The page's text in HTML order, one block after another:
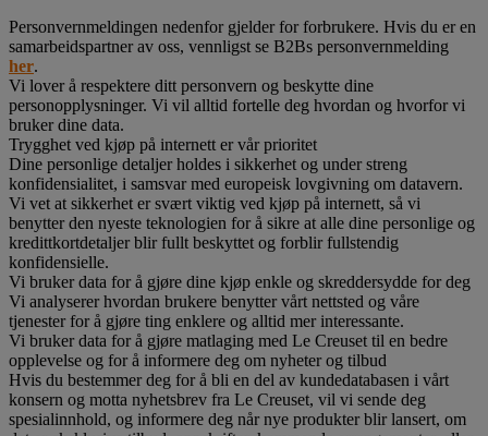
Personvernmeldingen nedenfor gjelder for forbrukere. Hvis du er en
samarbeidspartner av oss, vennligst se B2Bs personvernmelding
her.
Vi lover å respektere ditt personvern og beskytte dine
personopplysninger. Vi vil alltid fortelle deg hvordan og hvorfor vi
bruker dine data.
Trygghet ved kjøp på internett er vår prioritet
Dine personlige detaljer holdes i sikkerhet og under streng
konfidensialitet, i samsvar med europeisk lovgivning om datavern.
Vi vet at sikkerhet er svært viktig ved kjøp på internett, så vi
benytter den nyeste teknologien for å sikre at alle dine personlige og
kredittkortdetaljer blir fullt beskyttet og forblir fullstendig
konfidensielle.
Vi bruker data for å gjøre dine kjøp enkle og skreddersydde for deg
Vi analyserer hvordan brukere benytter vårt nettsted og våre
tjenester for å gjøre ting enklere og alltid mer interessante.
Vi bruker data for å gjøre matlaging med Le Creuset til en bedre
opplevelse og for å informere deg om nyheter og tilbud
Hvis du bestemmer deg for å bli en del av kundedatabasen i vårt
konsern og motta nyhetsbrev fra Le Creuset, vil vi sende deg
spesialinnhold, og informere deg når nye produkter blir lansert, om